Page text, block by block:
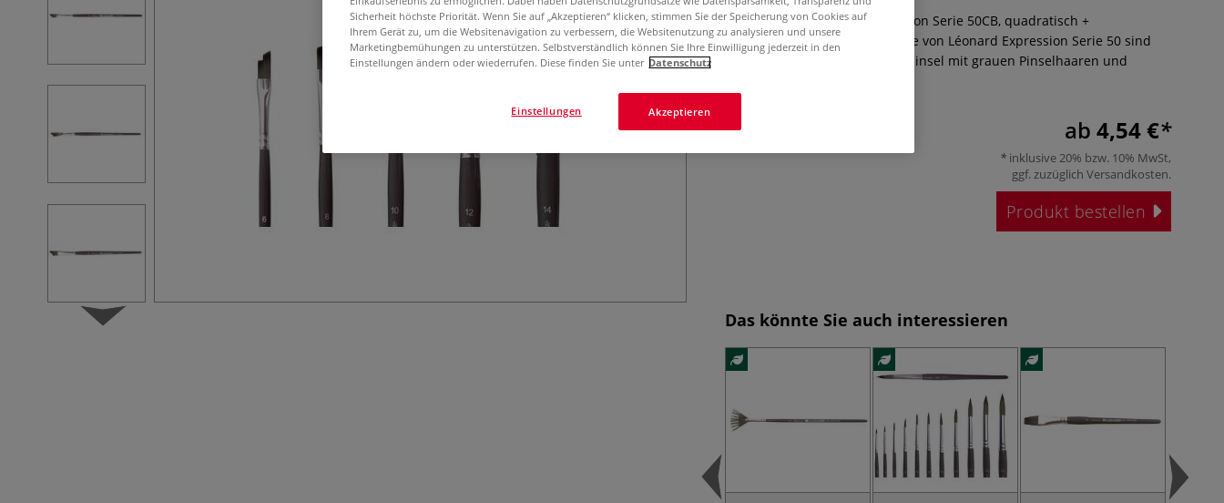
Léonard Synthetikpinsel Expression Serie 50CB, quadratisch +
abgeschrägt. Die neue Pinselserie von Léonard Expression Serie 50 sind
universell einsetzbare Synthetikpinsel mit grauen Pinselhaaren und
ab 4,54 €
inklusive 20% bzw. 10% MwSt,
ggf. zuzüglich Versandkosten.
Produkt bestellen
Das könnte Sie auch interessieren
Sicherheit höchste Priorität. Wenn Sie auf „Akzeptieren“ klicken, stimmen Sie der Speicherung von Cookies auf
Ihrem Gerät zu, um die Websitenavigation zu verbessern, die Websitenutzung zu analysieren und unsere
Marketingbemühungen zu unterstützen. Selbstverständlich können Sie Ihre Einwilligung jederzeit in den
Einstellungen ändern oder wiederrufen. Diese finden Sie unter Datenschutz
Akzeptieren
Einstellungen